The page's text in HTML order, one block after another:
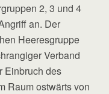
2, 3 und 4
an. Der
Heeresgruppe
Verband
Einbruch des
Raum ostwärts von